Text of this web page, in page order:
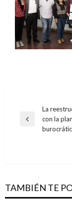
Navegación
de
Entrada
anterior
La
con la
TAMBIÉN TE